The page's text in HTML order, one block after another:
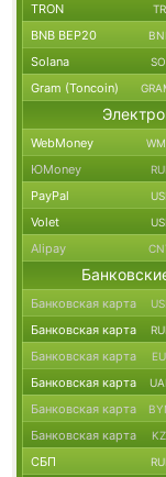
TRON
BNB BEP20
Solana
Gram (Toncoin)
WebMoney
ЮMoney
PayPal
Volet
Alipay
Банковская карта
Банковская карта
Банковская карта
Банковская карта
Банковская карта
Банковская карта
СБП